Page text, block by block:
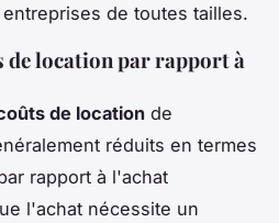
de toutes tailles.
de location par rapport à
de location de
réduits en termes
rapport à l'achat
l'achat nécessite un